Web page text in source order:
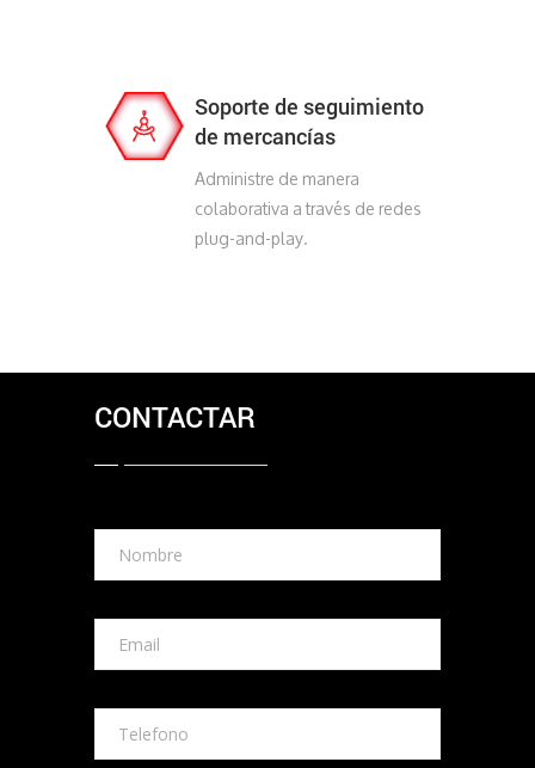
Soporte de seguimiento
de mercancías
Administre de manera
colaborativa a través de redes
plug-and-play.
CONTACTAR